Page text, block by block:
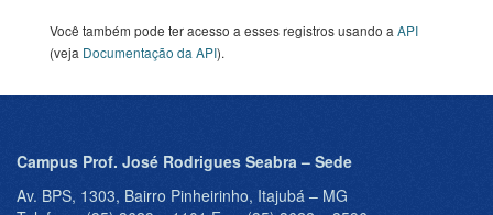
Você também pode ter acesso a esses registros usando a API
(veja Documentação da API).
Campus Prof. José Rodrigues Seabra – Sede
Av. BPS, 1303, Bairro Pinheirinho, Itajubá – MG